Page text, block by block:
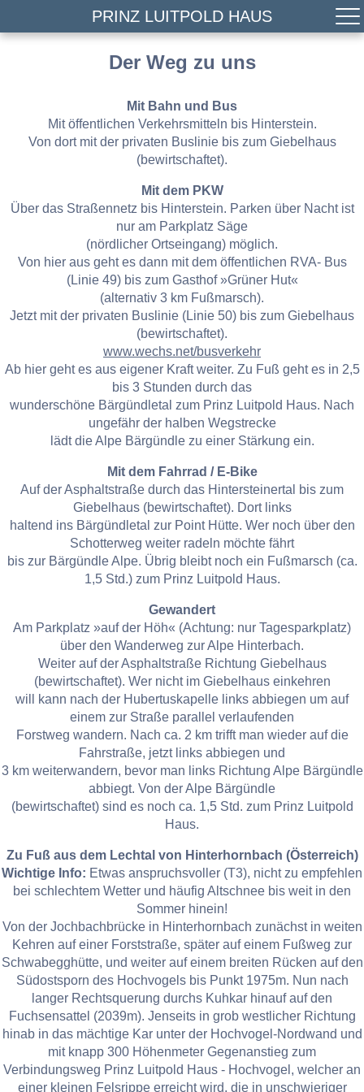
PRINZ LUITPOLD HAUS
Der Weg zu uns
Mit Bahn und Bus
Mit öffentlichen Verkehrsmitteln bis Hinterstein.
Von dort mit der privaten Buslinie bis zum Giebelhaus
(bewirtschaftet).
Mit dem PKW
Über das Straßennetz bis Hinterstein. Parken über Nacht ist
nur am Parkplatz Säge
(nördlicher Ortseingang) möglich.
Von hier aus geht es dann mit dem öffentlichen RVA- Bus
(Linie 49) bis zum Gasthof »Grüner Hut«
(alternativ 3 km Fußmarsch).
Jetzt mit der privaten Buslinie (Linie 50) bis zum Giebelhaus
(bewirtschaftet).
www.wechs.net/busverkehr
Ab hier geht es aus eigener Kraft weiter. Zu Fuß geht es in 2,5
bis 3 Stunden durch das
wunderschöne Bärgündletal zum Prinz Luitpold Haus. Nach
ungefähr der halben Wegstrecke
lädt die Alpe Bärgündle zu einer Stärkung ein.
Mit dem Fahrrad / E-Bike
Auf der Asphaltstraße durch das Hintersteinertal bis zum
Giebelhaus (bewirtschaftet). Dort links
haltend ins Bärgündletal zur Point Hütte. Wer noch über den
Schotterweg weiter radeln möchte fährt
bis zur Bärgündle Alpe. Übrig bleibt noch ein Fußmarsch (ca.
1,5 Std.) zum Prinz Luitpold Haus.
Gewandert
Am Parkplatz »auf der Höh« (Achtung: nur Tagesparkplatz)
über den Wanderweg zur Alpe Hinterbach.
Weiter auf der Asphaltstraße Richtung Giebelhaus
(bewirtschaftet). Wer nicht im Giebelhaus einkehren
will kann nach der Hubertuskapelle links abbiegen um auf
einem zur Straße parallel verlaufenden
Forstweg wandern. Nach ca. 2 km trifft man wieder auf die
Fahrstraße, jetzt links abbiegen und
3 km weiterwandern, bevor man links Richtung Alpe Bärgündle
abbiegt. Von der Alpe Bärgündle
(bewirtschaftet) sind es noch ca. 1,5 Std. zum Prinz Luitpold
Haus.
Zu Fuß aus dem Lechtal von Hinterhornbach (Österreich)
Wichtige Info: Etwas anspruchsvoller (T3), nicht zu empfehlen
bei schlechtem Wetter und häufig Altschnee bis weit in den
Sommer hinein!
Von der Jochbachbrücke in Hinterhornbach zunächst in weiten
Kehren auf einer Forststraße, später auf einem Fußweg zur
Schwabegghütte, und weiter auf einem breiten Rücken auf den
Südostsporn des Hochvogels bis Punkt 1975m. Nun nach
langer Rechtsquerung durchs Kuhkar hinauf auf den
Fuchsensattel (2039m). Jenseits in grob westlicher Richtung
hinab in das mächtige Kar unter der Hochvogel-Nordwand und
mit knapp 300 Höhenmeter Gegenanstieg zum
Verbindungsweg Prinz Luitpold Haus - Hochvogel, welcher an
einer kleinen Felsrippe erreicht wird, die in unschwieriger